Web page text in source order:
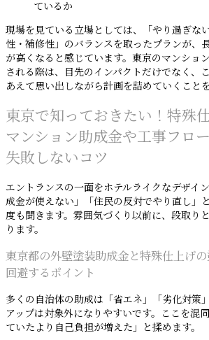
ているか
現場を見ている立場としては、「やり過ぎな
性・補修性」のバランスを取ったプランが、
が高くなると感じています。東京のマンショ
される際は、目先のインパクトだけでなく、
あえて思い出しながら計画を詰めていくこと
東京で知っておきたい！特殊
マンション助成金や工事フロ
失敗しないコツ
エントランスの一面をホテルライクなデザイ
成金が使えない」「住民の反対でやり直し」
度も聞きます。雰囲気づくり以前に、段取り
ります。
東京都の外壁塗装助成金と特殊仕上げ
回避するポイント
多くの自治体の助成は「省エネ」「劣化対策
アップは対象外になりやすいです。ここを混
ていたより自己負担が増えた」と揉めます。